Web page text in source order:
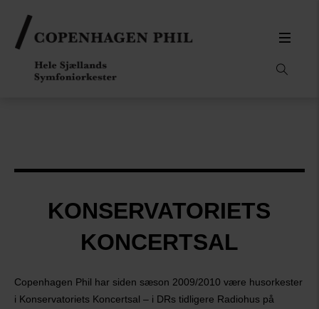
KONSERVATORIETS
KONCERTSAL
Copenhagen Phil har siden sæson 2009/2010 være husorkester
i Konserva­toriets Koncertsal – i DRs tidligere Radiohus på